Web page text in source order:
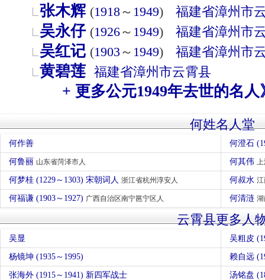
张木辉 (1918～ 1949) 福建省漳州市
吴永仔 (1926～ 1949) 福建省漳州市
吴红记 (1903 ～ 1949) 福建省漳州市
黄碧莲 福建省漳州市云霄县
+ 更多公元1949年去世的名人
何姓名人堂
何作善 何澄石
何鲁丽 山东省菏泽市人 何其伟
何梦桂 (1229～1303) 宋朝词人 浙江省杭州淳安人 何叔水
何福谦 (1903～1927) 广西自治区南宁邕宁区人 何清涟
云霄县更多人
吴显 吴粗皮
杨镜坤 (1935～1995) 赖自远
张海外 (1915～1941) 新四军战士 汤铭盘